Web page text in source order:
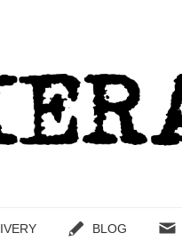
BLOG